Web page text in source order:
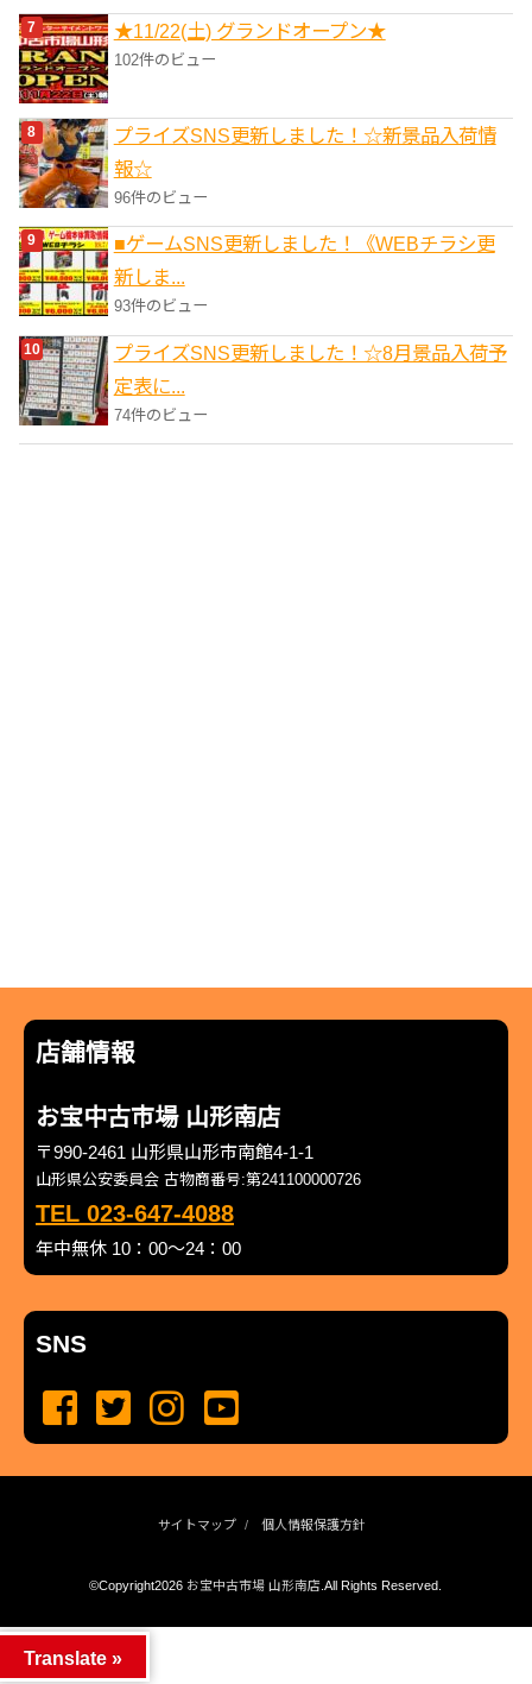
★11/22(土) グランドオープン★
102件のビュー
プライズSNS更新しました！☆新景品入荷情
報☆
96件のビュー
■ゲームSNS更新しました！《WEBチラシ更
新しま...
93件のビュー
プライズSNS更新しました！☆8月景品入荷予
定表に...
74件のビュー
店舗情報
お宝中古市場 山形南店
〒990-2461 山形県山形市南館4-1-1
山形県公安委員会 古物商番号:第241100000726
TEL 023-647-4088
年中無休 10：00～24：00
SNS
サイトマップ 個人情報保護方針
©Copyright2026 お宝中古市場 山形南店 .All Rights Reserved.
Translate »